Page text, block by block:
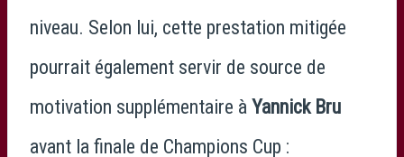
niveau. Selon lui, cette prestation mitigée
pourrait également servir de source de
motivation supplémentaire à Yannick Bru
avant la finale de Champions Cup :